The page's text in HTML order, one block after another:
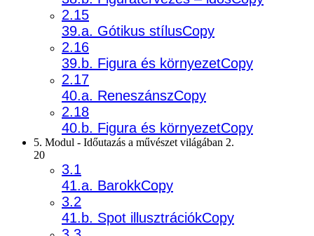
2.15
39.a. Gótikus stílusCopy
2.16
39.b. Figura és környezetCopy
2.17
40.a. ReneszánszCopy
2.18
40.b. Figura és környezetCopy
5. Modul - Időutazás a művészet világában 2.
20
3.1
41.a. BarokkCopy
3.2
41.b. Spot illusztrációkCopy